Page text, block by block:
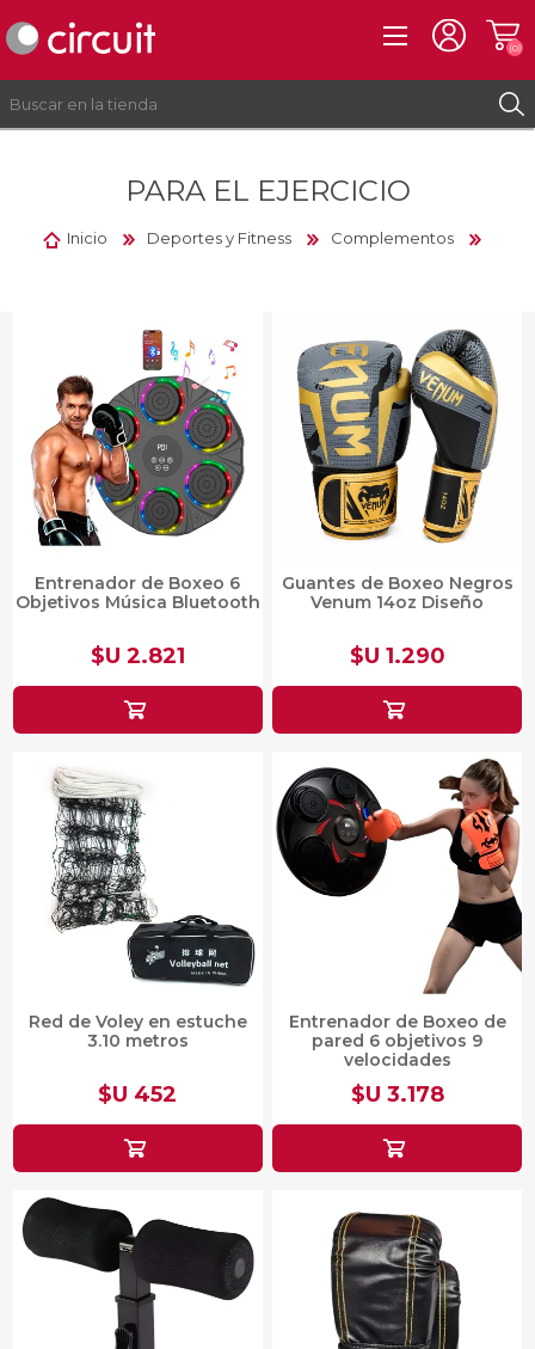
INICIAR SESIÓN
(0)
PARA EL EJERCICIO
Inicio Deportes y Fitness Complementos
Entrenador de Boxeo 6
Objetivos Música Bluetooth
$U 2.821
Guantes de Boxeo Negros
Venum 14oz Diseño
$U 1.290
Red de Voley en estuche
3.10 metros
$U 452
Entrenador de Boxeo de
pared 6 objetivos 9
velocidades
$U 3.178